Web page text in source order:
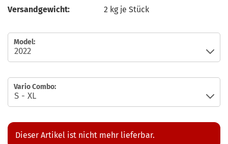
Versandgewicht:
2 kg je Stück
Model:
Vario Combo:
Dieser Artikel ist nicht mehr lieferbar.